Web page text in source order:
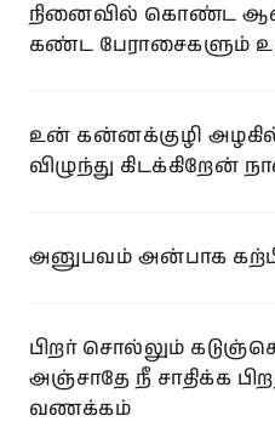
நினைவில் கொண்ட
கண்ட பேராசைகளும்
உன் கன்னக்குழி
விழுந்து கிடக்கிறேன்
அனுபவம் அன்பாக
பிறர் சொல்லும்
அஞ்சாதே நீ சாதிக்க
வணக்கம்